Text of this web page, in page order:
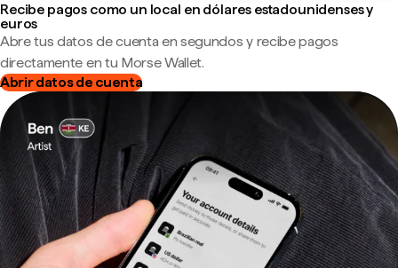
Recibe pagos como un local en dólares estadounidenses y
euros
Abre tus datos de cuenta en segundos y recibe pagos
directamente en tu Morse Wallet.
Abrir datos de cuenta